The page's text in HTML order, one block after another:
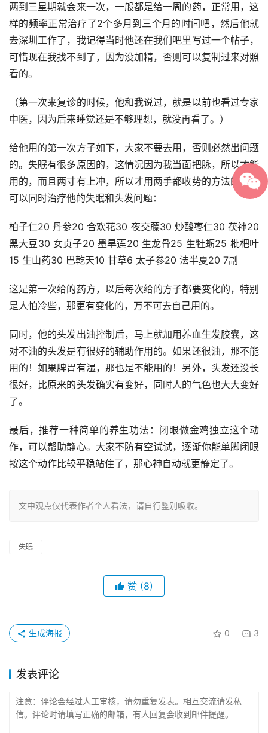
两到三星期就会来一次，一般都是给一周的药，正常用，这
样的频率正常治疗了2个多月到三个月的时间吧，然后他就
去深圳工作了，我记得当时他还在我们吧里写过一个帖子，
可惜现在我找不到了，因为没加精，否则可以复制过来对照
看的。
（第一次来复诊的时候，他和我说过，就是以前也看过专家
中医，因为后来睡觉还是不够理想，就没再看了。）
给他用的第一次方子如下，大家不要去用，否则必然出问题
的。失眠有很多原因的，这情况因为我当面把脉，所以才能
用的，而且两寸有上冲，所以才用两手都收势的方法的，这
可以同时治疗他的失眠和头发问题：
柏子仁20 丹参20 合欢花30 夜交藤30 炒酸枣仁30 茯神20
黑大豆30 女贞子20 墨旱莲20 生龙骨25 生牡蛎25 枇杷叶
15 生山药30 巴乾天10 甘草6 太子参20 法半夏20 7副
这是第一次给的药方，以后每次给的方子都要变化的，特别
是人怕冷些，那更有变化的，万不可去自己用的。
同时，他的头发出油控制后，马上就加用养血生发胶囊，这
对不油的头发是有很好的辅助作用的。如果还很油，那不能
用的！如果脾胃有湿，那也是不能用的！另外，头发还没长
很好，比原来的头发确实有变好，同时人的气色也大大变好
了。
最后，推荐一种简单的养生功法：闭眼做金鸡独立这个动
作，可以帮助静心。大家不防有空试试，逐渐你能单脚闭眼
按这个动作比较平稳站住了，那心神自动就更静定了。
文中观点仅代表作者个人看法，请自行鉴别吸收。
失眠
赞 (8)
0 3
生成海报
发表评论